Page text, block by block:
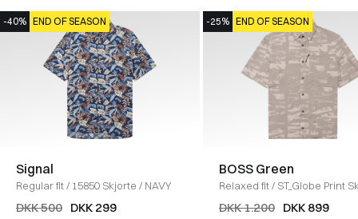
-40% END OF SEASON
Signal
Regular fit/ 15850 Skjorte / NAVY
DKK 500 DKK 299
-25% END OF SEASON
BOSS Green
Relaxed fit/ ST_Globe Print
/KHAKI
DKK 1.200 DKK 899